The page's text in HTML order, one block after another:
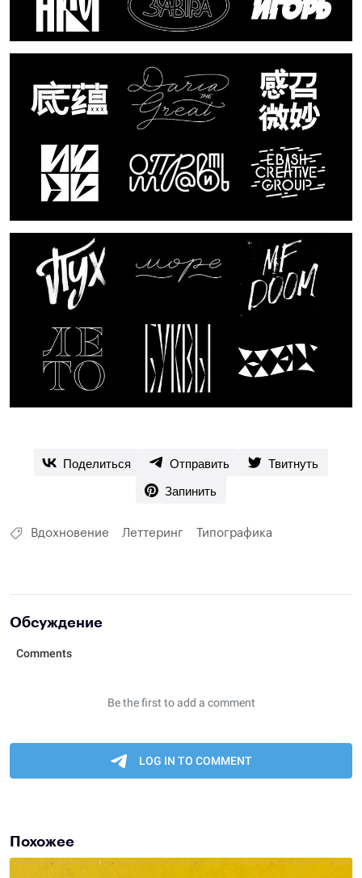
Поделиться Отправить
Твитнуть
Запинить
Вдохновение Леттеринг Типографика
Обсуждение
Похожее